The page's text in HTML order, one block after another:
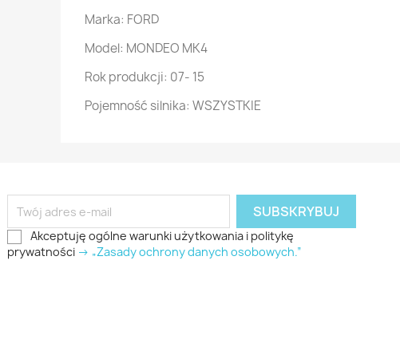
Marka: FORD
Model: MONDEO MK4
Rok produkcji: 07- 15
Pojemność silnika: WSZYSTKIE
Akceptuję ogólne warunki użytkowania i politykę
prywatności -> „Zasady ochrony danych osobowych.”